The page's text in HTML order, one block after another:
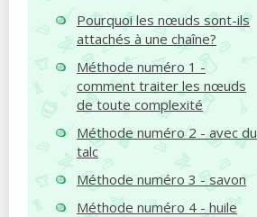
Pourquoi les nœuds sont-ils
attachés à une chaîne?
Méthode numéro 1 -
comment traiter les nœuds
de toute complexité
Méthode numéro 2 - avec du
talc
Méthode numéro 3 - savon
Méthode numéro 4 - huile